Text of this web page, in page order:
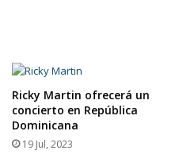
Ricky Martin ofrecerá un
concierto en República
Dominicana
19 Jul, 2023